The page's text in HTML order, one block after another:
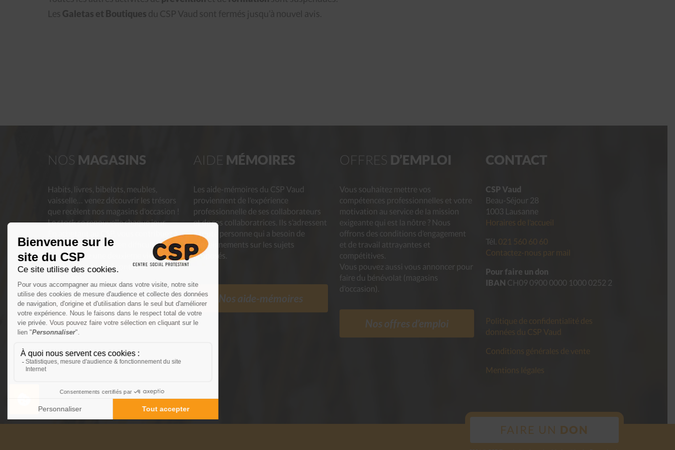
Les Galetas et Boutiques du CSP Vaud sont fermés jusqu’à nouvel avis.
NOS MAGASINS
Habits, livres, bibelots, meubles,
vaisselle… venez découvrir les trésors
que recèlent nos magasins d’occasion !
Le stock se renouvelle chaque jour.
En achetant au CSP, vous contribuez à
aider des personnes en difficulté et
vous donnez une deuxième vie aux
objets, luttant ainsi contre le
Découvrez nos magasins
AIDE MÉMOIRES
Les aide-mémoires du CSP Vaud
proviennent de l’expérience
professionnelle de ses collaborateurs
et de ses collaboratrices. Ils s’adressent
à toute personne qui a besoin de
renseignements sur les sujets
proposés.
Nos aide-mémoires
OFFRES D’EMPLOI
Vous souhaitez mettre vos
compétences professionnelles et votre
motivation au service de la mission
exigeante qui est la nôtre ? Nous
offrons des conditions d’engagement
et de travail attrayantes et
compétitives.
Vous pouvez aussi vous annoncer pour
faire du bénévolat (magasins
d’occasion).
Nos offres d’emploi
CONTACT
CSP Vaud
Beau-Séjour 28
1003 Lausanne
Horaires de l’accueil
Tél. 021 560 60 60
Contactez-nous par mail
Pour faire un don
IBAN CH09 0900 0000 1000 0252 2
Politique de confidentialité des
données du CSP Vaud
Conditions générales de vente
Mentions légales
FAIRE UN DON